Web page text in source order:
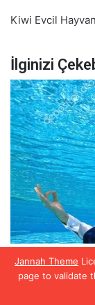
Jannah Theme
page to validate
Kiwi Evcil